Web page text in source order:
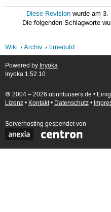
Diese Revision wurde am
Die folgenden Schlagworte
Wiki
Archiv timeoutd
Powered by Inyoka
Inyoka 1.52.10
🄯 2004 – 2026 ubuntuusers.de •
Lizenz• Kontakt• Datenschutz•
Serverhosting gespendet von